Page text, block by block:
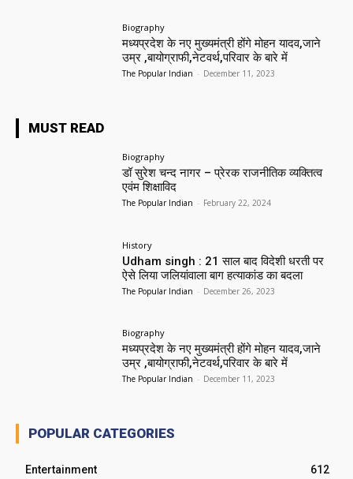
Biography
मध्यप्रदेश के नए मुख्यमंत्री होंगे मोहन यादव,जाने
उम्र ,बायोग्राफी,नेटवर्थ,परिवार के बारे में
The Popular Indian - December 11, 2023
MUST READ
Biography
डॉ सुरेश चन्द नागर – प्रेरक राजनीतिक व्यक्तित्व
एवंम शिक्षाविद
The Popular Indian - February 22, 2024
History
Udham singh : 21 साल बाद विदेशी धरती पर
ऐसे लिया जलियांवाला बाग हत्याकांड का बदला
The Popular Indian - December 26, 2023
Biography
मध्यप्रदेश के नए मुख्यमंत्री होंगे मोहन यादव,जाने
उम्र ,बायोग्राफी,नेटवर्थ,परिवार के बारे में
The Popular Indian - December 11, 2023
POPULAR CATEGORIES
Entertainment 612